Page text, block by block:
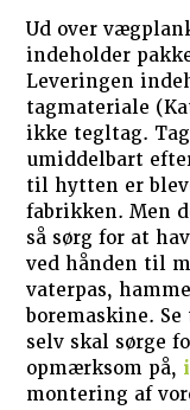
Ud over
indeholder
Leveringen
tagmateriale
ikke tegltag.
umiddelbart
til hytten er
fabrikken. Men
så sørg for at
ved hånden til
vaterpas,
boremaskine.
selv skal sørge
opmærksom på,
montering af